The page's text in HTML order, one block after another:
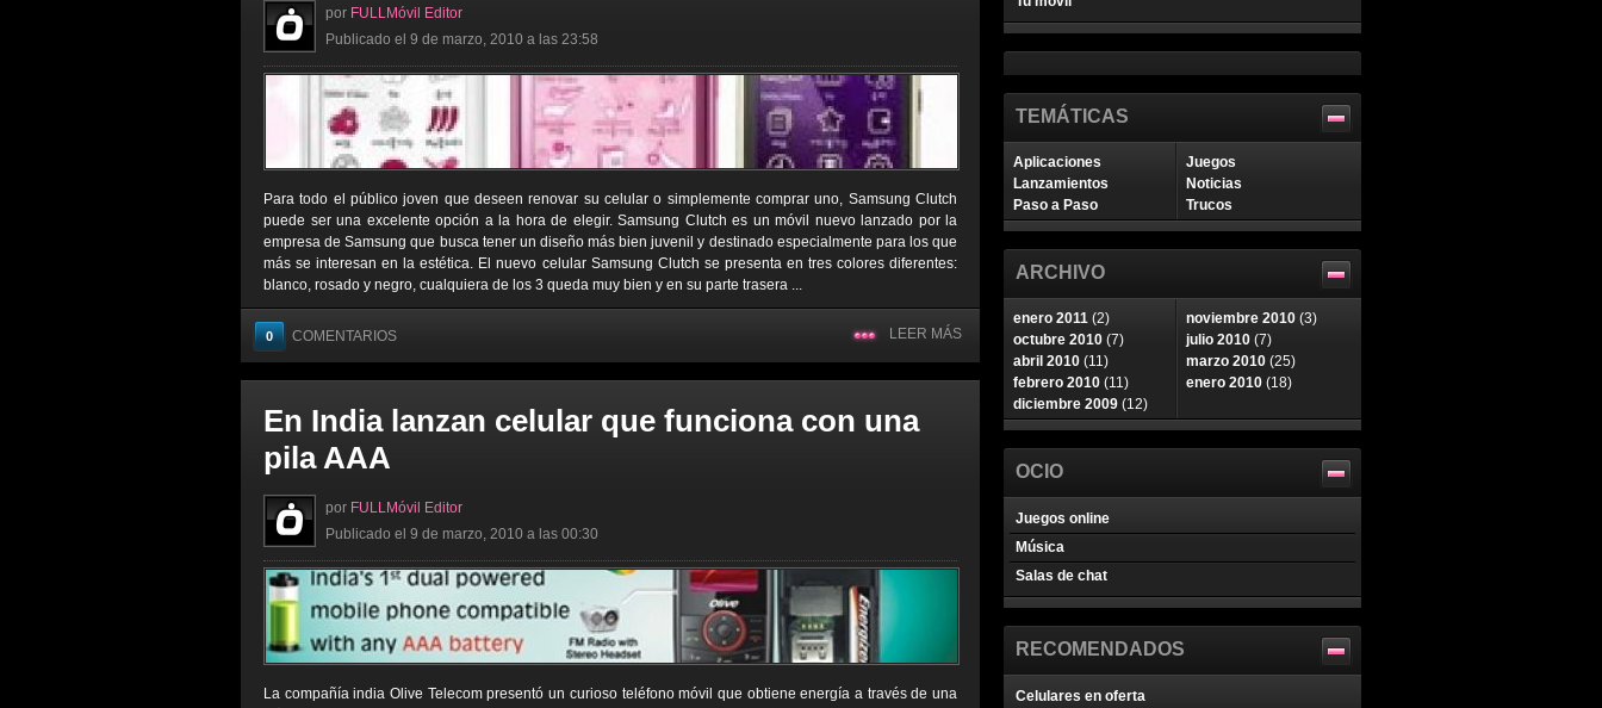
por FULLMóvil Editor
Publicado el 9 de marzo, 2010 a las 23:58
Para todo el público joven que deseen renovar su celular o simplemente comprar uno, Samsung Clutch
puede ser una excelente opción a la hora de elegir. Samsung Clutch es un móvil nuevo lanzado por la
empresa de Samsung que busca tener un diseño más bien juvenil y destinado especialmente para los que
más se interesan en la estética. El nuevo celular Samsung Clutch se presenta en tres colores diferentes:
blanco, rosado y negro, cualquiera de los 3 queda muy bien y en su parte trasera ...
0 COMENTARIOS LEER MÁS
En India lanzan celular que funciona con una
pila AAA
por FULLMóvil Editor
Publicado el 9 de marzo, 2010 a las 00:30
La compañía india Olive Telecom presentó un curioso teléfono móvil que obtiene energía a través de una
TEMÁTICAS
Aplicaciones
Juegos
Lanzamientos
Noticias
Paso a Paso
Trucos
ARCHIVO
enero 2011 (2) noviembre 2010 (3)
octubre 2010 (7) julio 2010 (7)
abril 2010 (11) marzo 2010 (25)
febrero 2010 (11) enero 2010 (18)
diciembre 2009 (12)
OCIO
Juegos online
Música
Salas de chat
RECOMENDADOS
Celulares en oferta